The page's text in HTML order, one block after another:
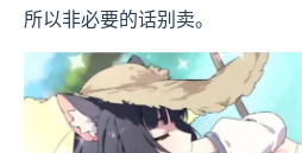
所以非必要的话别卖。